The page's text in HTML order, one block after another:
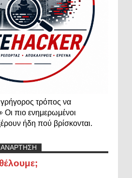
τρόπος να
Οι πιο ενημερωμένοι
ήδη πού βρίσκονται.